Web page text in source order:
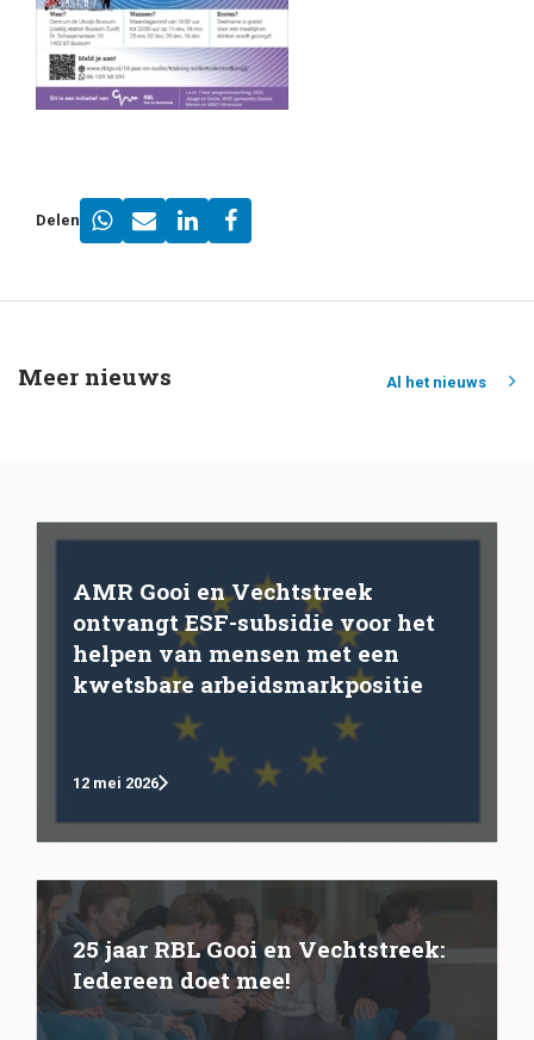
Delen
Meer nieuws Al het nieuws
AMR Gooi en Vechtstreek
ontvangt ESF-subsidie voor het
helpen van mensen met een
kwetsbare arbeidsmarkpositie
12 mei 2026
25 jaar RBL Gooi en Vechtstreek:
Iedereen doet mee!